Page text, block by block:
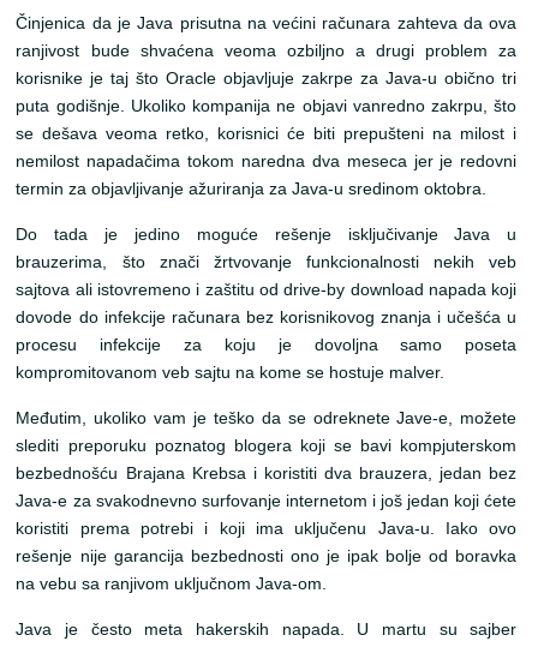
Činjenica da je Java prisutna na većini računara zahteva da ova
ranjivost bude shvaćena veoma ozbiljno a drugi problem za
korisnike je taj što Oracle objavljuje zakrpe za Java-u obično tri
puta godišnje. Ukoliko kompanija ne objavi vanredno zakrpu, što
se dešava veoma retko, korisnici će biti prepušteni na milost i
nemilost napadačima tokom naredna dva meseca jer je redovni
termin za objavljivanje ažuriranja za Java-u sredinom oktobra.
Do tada je jedino moguće rešenje isključivanje Java u
brauzerima, što znači žrtvovanje funkcionalnosti nekih veb
sajtova ali istovremeno i zaštitu od drive-by download napada koji
dovode do infekcije računara bez korisnikovog znanja i učešća u
procesu infekcije za koju je dovoljna samo poseta
kompromitovanom veb sajtu na kome se hostuje malver.
Međutim, ukoliko vam je teško da se odreknete Jave-e, možete
slediti preporuku poznatog blogera koji se bavi kompjuterskom
bezbednošću Brajana Krebsa i koristiti dva brauzera, jedan bez
Java-e za svakodnevno surfovanje internetom i još jedan koji ćete
koristiti prema potrebi i koji ima uključenu Java-u. Iako ovo
rešenje nije garancija bezbednosti ono je ipak bolje od boravka
na vebu sa ranjivom uključnom Java-om.
Java je često meta hakerskih napada. U martu su sajber